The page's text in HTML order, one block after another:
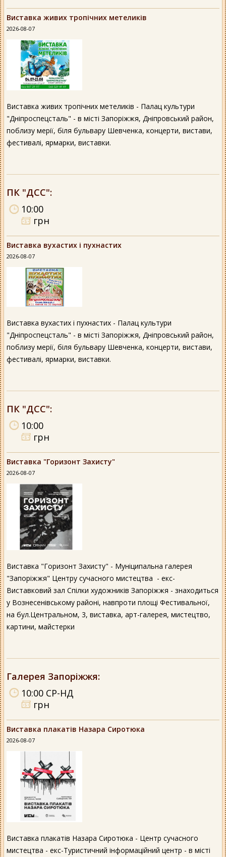
Виставка живих тропічних метеликів
2026-08-07
Виставка живих тропічних метеликів - Палац культури
"Дніпроспецсталь" - в місті Запоріжжя, Дніпровський район,
поблизу мерії, біля бульвару Шевченка, концерти, вистави,
фестивалі, ярмарки, виставки.
ПК "ДСС":
10:00
грн
Виставка вухастих і пухнастих
2026-08-07
Виставка вухастих і пухнастих - Палац культури
"Дніпроспецсталь" - в місті Запоріжжя, Дніпровський район,
поблизу мерії, біля бульвару Шевченка, концерти, вистави,
фестивалі, ярмарки, виставки.
ПК "ДСС":
10:00
грн
Виставка "Горизонт Захисту"
2026-08-07
Виставка "Горизонт Захисту" - Муніципальна галерея
"Запоріжжя" Центру сучасного мистецтва - екс-
Виставковий зал Спілки художників Запоріжжя - знаходиться
у Вознесенівському районі, навпроти площі Фестивальної,
на бул.Центральном, 3, виставка, арт-галерея, мистецтво,
картини, майстерки
Галерея Запоріжжя:
10:00 СР-НД
грн
Виставка плакатів Назара Сиротюка
2026-08-07
Виставка плакатів Назара Сиротюка - Центр сучасного
мистецтва - екс-Туристичний інформаційний центр - в місті